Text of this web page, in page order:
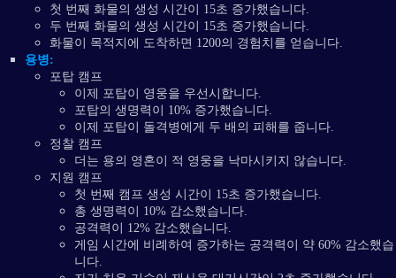
첫 번째 화물의 생성 시간이 15초 증가했습니다.
두 번째 화물의 생성 시간이 15초 증가했습니다.
화물이 목적지에 도착하면 1200의 경험치를 얻습니다.
용병:
포탑 캠프
이제 포탑이 영웅을 우선시합니다.
포탑의 생명력이 10% 증가했습니다.
이제 포탑이 돌격병에게 두 배의 피해를 줍니다.
정찰 캠프
더는 용의 영혼이 적 영웅을 낙마시키지 않습니다.
지원 캠프
첫 번째 캠프 생성 시간이 15초 증가했습니다.
총 생명력이 10% 감소했습니다.
공격력이 12% 감소했습니다.
게임 시간에 비례하여 증가하는 공격력이 약 60% 감소했습
니다.